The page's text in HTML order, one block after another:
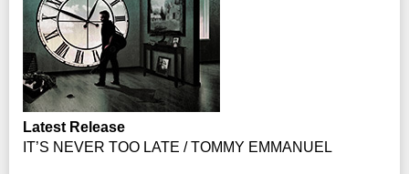
Latest Release
IT’S NEVER TOO LATE / TOMMY EMMANUEL